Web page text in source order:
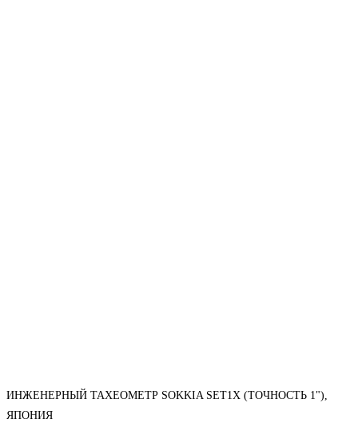
ИНЖЕНЕРНЫЙ ТАХЕОМЕТР SOKKIA SET1X (ТОЧНОСТЬ 1"),
ЯПОНИЯ